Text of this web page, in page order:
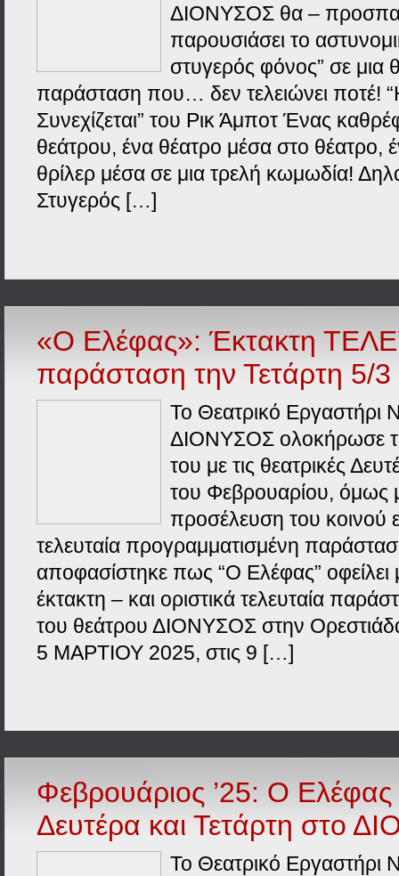
ΔΙΟΝΥΣΟΣ θα –
παρουσιάσει το
στυγερός φόνος” σε μια
παράσταση που… δεν τελειώνει ποτέ!
Συνεχίζεται” του Ρικ Άμποτ Ένας
θεάτρου, ένα θέατρο μέσα στο θέατρο,
θρίλερ μέσα σε μια τρελή κωμωδία!
Στυγερός […]
«Ο Ελέφας»: Έκτακτη
παράσταση την Τετάρτη 5/3
Το Θεατρικό Εργαστήρι
ΔΙΟΝΥΣΟΣ ολοκήρωσε
του με τις θεατρικές
του Φεβρουαρίου, όμως
προσέλευση του κοινού
τελευταία προγραμματισμένη
αποφασίστηκε πως “Ο Ελέφας” οφείλει
έκτακτη – και οριστικά τελευταία
του θεάτρου ΔΙΟΝΥΣΟΣ στην
5 ΜΑΡΤΙΟΥ 2025, στις 9 […]
Φεβρουάριος ’25: Ο Ελέφας
Δευτέρα και Τετάρτη στο
Το Θεατρικό Εργαστήρι